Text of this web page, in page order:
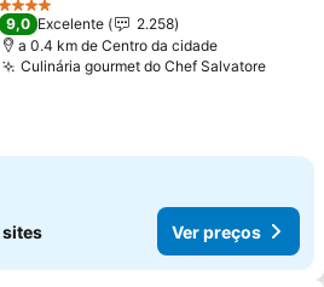
4 Estrelas
9,0 Excelente
2.258
a 0.4 km de Centro da cidade
Culinária gourmet do Chef SalvatoreVer
sites Ver preços